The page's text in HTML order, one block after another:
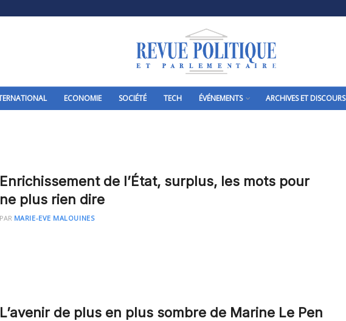
ECONOMIE SOCIÉTÉ TECH ÉVÉNEMENTS ARCHIVES ET DISCOURS
Enrichissement de l’État, surplus, les mots pour
ne plus rien dire
PAR MARIE-EVE MALOUINES
L’avenir de plus en plus sombre de Marine Le Pen